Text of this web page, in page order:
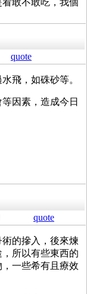
敢不敢吃，我個
quote
飛，如硃砂等。
因素，造成今日
quote
的摻入，後來煉
所以有些東西的
一些希有且療效